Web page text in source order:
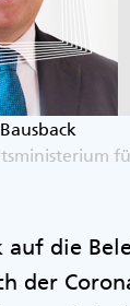
auf die
der